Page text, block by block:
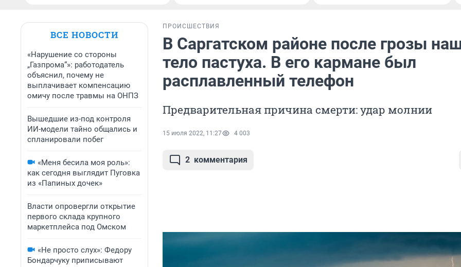
ВСЕ НОВОСТИ
«Нарушение со стороны
„Газпрома“»: работодатель
объяснил, почему не
выплачивает компенсацию
омичу после травмы на ОНПЗ
Вышедшие из-под контроля
ИИ-модели тайно общались и
спланировали побег
«Меня бесила моя роль»:
как сегодня выглядит Пуговка
из «Папиных дочек»
Власти опровергли открытие
первого склада крупного
маркетплейса под Омском
«Не просто слух»: Федору
Бондарчуку приписывают
ПРОИСШЕСТВИЯ
В Саргатском районе после грозы
тело пастуха. В его кармане был
расплавленный телефон
Предварительная причина смерти: удар молнии
15 июля 2022, 11:27 4 003
2 комментария